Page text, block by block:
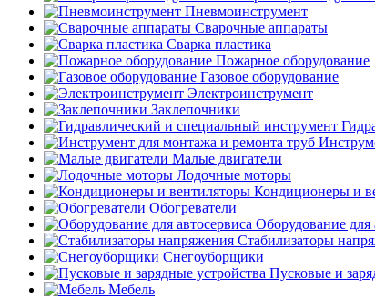
Пневмоинструмент
Сварочные аппараты
Сварка пластика
Пожарное оборудование
Газовое оборудование
Электроинструмент
Заклепочники
Малые двигатели
Лодочные моторы
Кондиционеры и
Обогреватели
Оборудование для
Стабилизаторы
Снегоуборщики
Пусковые и
Мебель